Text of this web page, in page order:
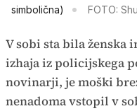
simbolična)
FOTO:
V sobi sta bila
izhaja iz policijskega
novinarji, je moški
nenadoma vstopil v